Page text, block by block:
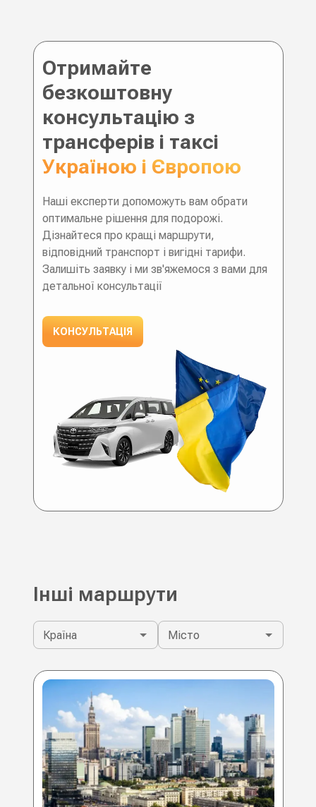
Отримайте
безкоштовну
консультацію з
трансферів і таксі
Україною і Європою
Наші експерти допоможуть вам обрати
оптимальне рішення для подорожі.
Дізнайтеся про кращі маршрути,
відповідний транспорт і вигідні тарифи.
Залишіть заявку і ми зв'яжемося з вами для
детальної консультації
КОНСУЛЬТАЦІЯ
Інші маршрути
Країна Місто